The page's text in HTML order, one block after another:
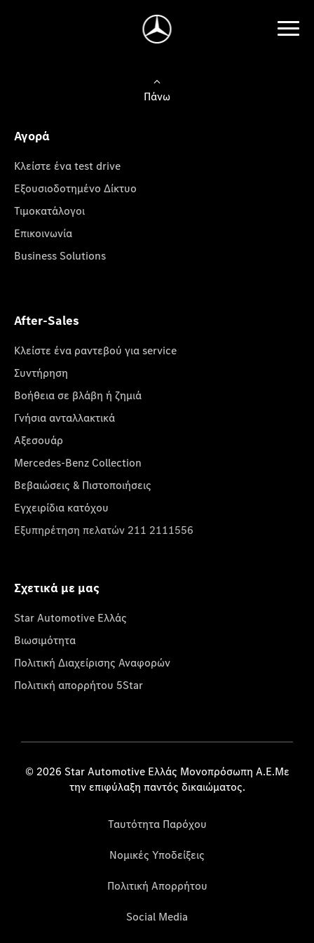
Πάνω
Αγορά
Κλείστε ένα test drive
Εξουσιοδοτημένο Δίκτυο
Τιμοκατάλογοι
Επικοινωνία
Business Solutions
After-Sales
Κλείστε ένα ραντεβού για service
Συντήρηση
Βοήθεια σε βλάβη ή ζημιά
Γνήσια ανταλλακτικά
Αξεσουάρ
Mercedes-Benz Collection
Βεβαιώσεις & Πιστοποιήσεις
Εγχειρίδια κατόχου
Εξυπηρέτηση πελατών 211 2111556
Σχετικά με μας
Star Automotive Ελλάς
Βιωσιμότητα
Πολιτική Διαχείρισης Αναφορών
Πολιτική απορρήτου 5Star
© 2026 Star Automotive Ελλάς Μονοπρόσωπη Α.Ε.Με
την επιφύλαξη παντός δικαιώματος.
Ταυτότητα Παρόχου
Νομικές Υποδείξεις
Πολιτική Απορρήτου
Social Media